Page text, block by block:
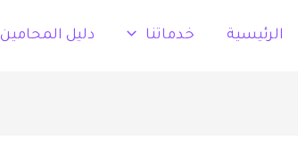
الرئيسية خدماتنا دليل المحامين